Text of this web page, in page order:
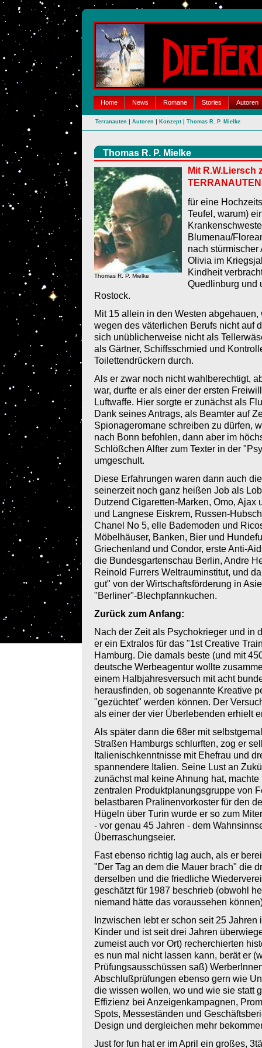
Home News Romane Stories Autoren
Terranauten | Autoren | Konzept | Thomas R. P. Mielke
Thomas R. P. Mielke
Thomas R. P. Mielke
Mit
TERRANAUTEN
für eine
Teufel, warum)
Blumenau/
nach stürmischer
Olivia im
Kindheit
Quedlinburg und
Rostock.
Mit 15 allein in den Westen
wegen des väterlichen Berufs nicht auf
sich unüblicherweise nicht als
als Gärtner, Schiffsschmied und
Toilettendrückern durch.
Als er zwar noch nicht wahlberechtigt,
war, durfte er als einer der ersten
Luftwaffe. Hier sorgte er zunächst als
Dank seines Antrags, als Beamter auf
Spionageromane schreiben zu dürfen,
nach Bonn befohlen, dann aber im
Schlößchen Alfter zum Texter in der
umgeschult.
Diese Erfahrungen waren dann auch
seinerzeit noch ganz heißen Job als
Dutzend Cigaretten-Marken, Omo, Ajax
und Langnese Eiskrem, Russen-
Chanel No 5, elle Bademoden und
Möbelhäuser, Banken, Bier und
Griechenland und Condor, erste Anti-
die Bundesgartenschau Berlin, Andre
Reinold Furrers Weltrauminstitut, und
gut" von der Wirtschaftsförderung in
"Berliner"-Blechpfannkuchen.
Zurück zum Anfang:
Nach der Zeit als Psychokrieger und in
er ein Extralos für das "1st Creative
Hamburg. Die damals beste (und mit
deutsche Werbeagentur wollte
einem Halbjahresversuch mit acht
herausfinden, ob sogenannte Kreative
"gezüchtet" werden können. Der
als einer der vier Überlebenden erhielt
Als später dann die 68er mit
Straßen Hamburgs schlurften, zog er
Italienischkenntnisse mit Ehefrau und
spannendere Italien. Seine Lust an
zunächst mal keine Ahnung hat,
zentralen Produktplanungsgruppe von
belastbaren Pralinenvorkoster für den
Hügeln über Turin wurde er so zum
- vor genau 45 Jahren - dem
Überraschungseier.
Fast ebenso richtig lag auch, als er
"Der Tag an dem die Mauer brach" die
derselben und die friedliche
geschätzt für 1987 beschrieb (obwohl
niemand hätte das voraussehen
Inzwischen lebt er schon seit 25
Kinder und ist seit drei Jahren
zumeist auch vor Ort) recherchierten
es nun mal nicht lassen kann, berät er
Prüfungsausschüssen saß)
Abschlußprüfungen ebenso gern wie
die wissen wollen, wo und wie sie statt
Effizienz bei Anzeigenkampagnen,
Spots, Messeständen und
Design und dergleichen mehr
Just for fun hat er im April ein großes,